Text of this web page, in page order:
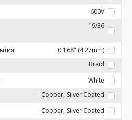
600V
19/36
0.168" (4.27mm)
Braid
White
Copper, Silver Coated
Copper, Silver Coated